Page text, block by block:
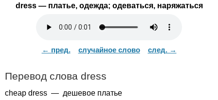
dress— платье, одежда; одеваться, наряжаться
← пред. случайное слово след. →
Перевод слова dress
cheap dress — дешевое платье